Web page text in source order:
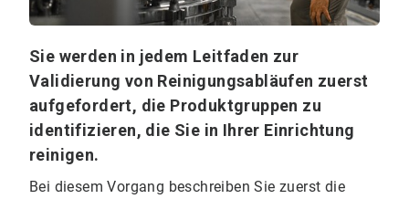
Sie werden in jedem Leitfaden zur
Validierung von Reinigungsabläufen zuerst
aufgefordert, die Produktgruppen zu
identifizieren, die Sie in Ihrer Einrichtung
reinigen.
Bei diesem Vorgang beschreiben Sie zuerst die